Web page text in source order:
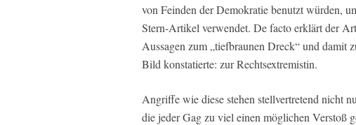
von Feinden der Demokratie benutzt würden,
Stern-Artikel verwendet. De facto erklärt der
Aussagen zum „tiefbraunen Dreck“ und damit
Bild konstatierte: zur Rechtsextremistin.
Angriffe wie diese stehen stellvertretend nicht
die jeder Gag zu viel einen möglichen Verstoß